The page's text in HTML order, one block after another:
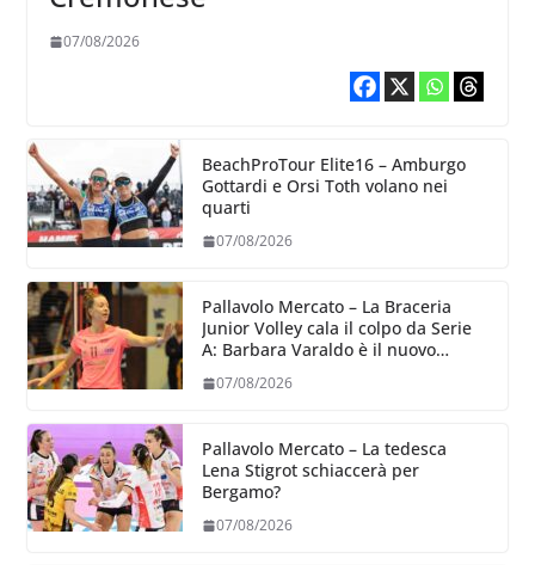
07/08/2026
BeachProTour Elite16 – Amburgo
Gottardi e Orsi Toth volano nei
quarti
07/08/2026
Pallavolo Mercato – La Braceria
Junior Volley cala il colpo da Serie
A: Barbara Varaldo è il nuovo
07/08/2026
Pallavolo Mercato – La tedesca
Lena Stigrot schiaccerà per
Bergamo?
07/08/2026